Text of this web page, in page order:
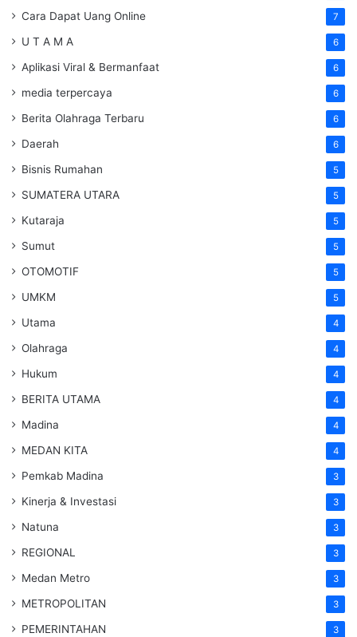
Cara Dapat Uang Online 7
U T A M A 6
Aplikasi Viral & Bermanfaat 6
media terpercaya 6
Berita Olahraga Terbaru 6
Daerah 6
Bisnis Rumahan 5
SUMATERA UTARA 5
Kutaraja 5
Sumut 5
OTOMOTIF 5
UMKM 5
Utama 4
Olahraga 4
Hukum 4
BERITA UTAMA 4
Madina 4
MEDAN KITA 4
Pemkab Madina 3
Kinerja & Investasi 3
Natuna 3
REGIONAL 3
Medan Metro 3
METROPOLITAN 3
PEMERINTAHAN 3